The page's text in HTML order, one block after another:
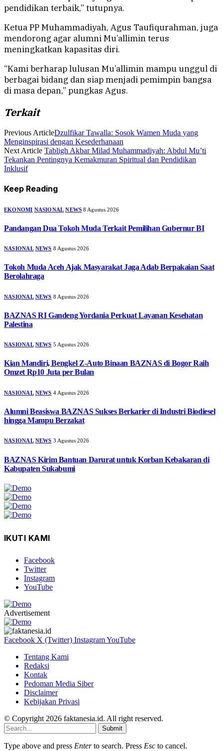
pendidikan terbaik,” tutupnya.
Ketua PP Muhammadiyah, Agus Taufiqurahman, juga
mendorong agar alumni Mu’allimin terus
meningkatkan kapasitas diri.
“Kami berharap lulusan Mu’allimin mampu unggul di
berbagai bidang dan siap menjadi pemimpin bangsa
di masa depan,” pungkas Agus.
Terkait
Previous ArticleDzulfikar Tawalla: Sosok Wamen Muda yang
Menginspirasi dengan Kesederhanaan
Next Article Tabligh Akbar Milad Muhammadiyah: Abdul Mu’ti
Tekankan Pentingnya Kemakmuran Spiritual dan Pendidikan
Inklusif
Keep Reading
EKONOMI NASIONAL NEWS 8 Agustus 2026
Pandangan Dua Tokoh Muda Terkait Pemilihan Gubernur BI
NASIONAL NEWS 8 Agustus 2026
Tokoh Muda Aceh Ajak Masyarakat Jaga Adab Berpakaian Saat
Berolahraga
NASIONAL NEWS 8 Agustus 2026
BAZNAS RI Gandeng Yordania Perkuat Layanan Kesehatan
Palestina
NASIONAL NEWS 5 Agustus 2026
Kian Mandiri, Bengkel Z-Auto Binaan BAZNAS di Bogor Raih
Omzet Rp10 Juta per Bulan
NASIONAL NEWS 4 Agustus 2026
Alumni Beasiswa BAZNAS Sukses Berkarier di Industri Biodiesel
hingga Mampu Berzakat
NASIONAL NEWS 3 Agustus 2026
BAZNAS Kirim Bantuan Darurat untuk Korban Kebakaran di
Kabupaten Sukabumi
IKUTI KAMI
Facebook
Twitter
Instagram
YouTube
Advertisement
Facebook X (Twitter) InstagramYouTube
Tentang Kami
Redaksi
Kontak
Pedoman Media Siber
Disclaimer
Kebijakan Privasi
© Copyright 2026 faktanesia.id. All right reserved.
Submit
Type above and press Enterto search. Press Esc to cancel.